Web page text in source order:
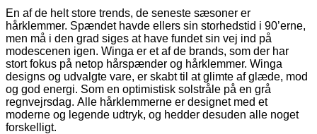
En af de helt store trends, de seneste sæsoner er
hårklemmer. Spændet havde ellers sin storhedstid i 90’erne,
men må i den grad siges at have fundet sin vej ind på
modescenen igen. Winga er et af de brands, som der har
stort fokus på netop hårspænder og hårklemmer. Winga
designs og udvalgte vare, er skabt til at glimte af glæde, mod
og god energi. Som en optimistisk solstråle på en grå
regnvejrsdag. Alle hårklemmerne er designet med et
moderne og legende udtryk, og hedder desuden alle noget
forskelligt.